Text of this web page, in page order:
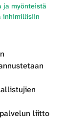
ja myönteistä
inhimillisiin
liitto